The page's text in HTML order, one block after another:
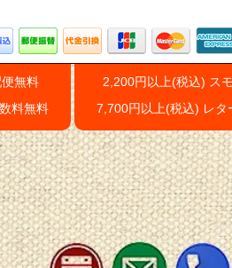
無料
料無料
2,200円以上(税込) ス
7,700円以上(税込) レタ